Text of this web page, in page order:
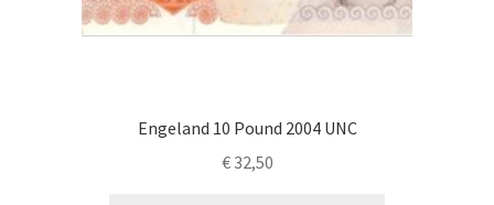
Engeland 10 Pound 2004 UNC
€32,50